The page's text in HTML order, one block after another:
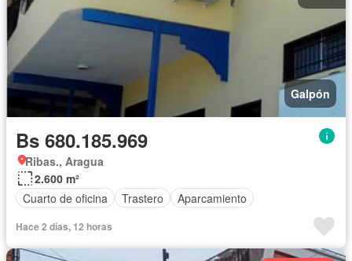
Galpón
Bs 680.185.969
Ribas., Aragua
2.600 m²
Cuarto de oficina
Trastero Aparcamiento
Hace 2 días, 12 horas